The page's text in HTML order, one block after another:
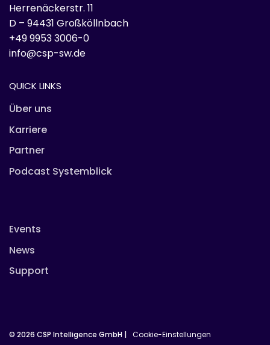
Herrenäckerstr. 11
D – 94431 Großköllnbach
+49 9953 3006-0
info@csp-sw.de
QUICK LINKS
Über uns
Karriere
Partner
Podcast Systemblick
Events
News
Support
© 2026 CSP Intelligence GmbH | Cookie-Einstellungen